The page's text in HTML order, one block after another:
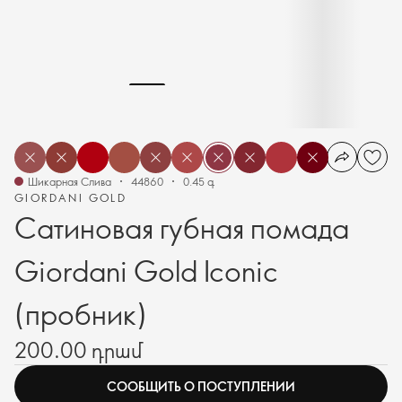
GIORDANI GOLD
Сатиновая губная помада
Giordani Gold Iconic
(пробник)
Шикарная Слива 44860 0.45 գ
200.00 դրամ
СООБЩИТЬ О ПОСТУПЛЕНИИ